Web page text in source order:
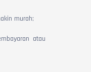
murah;
atau